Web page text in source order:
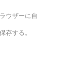
ウザーに自
存する。